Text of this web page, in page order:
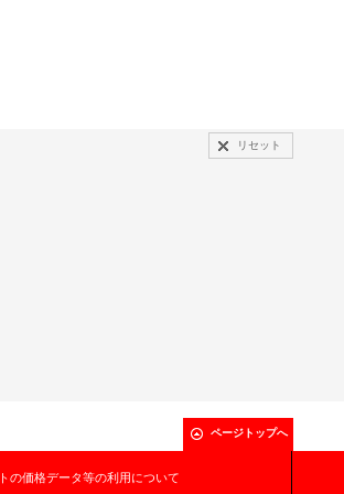
リセット
ページトップへ
の価格データ等の利用について